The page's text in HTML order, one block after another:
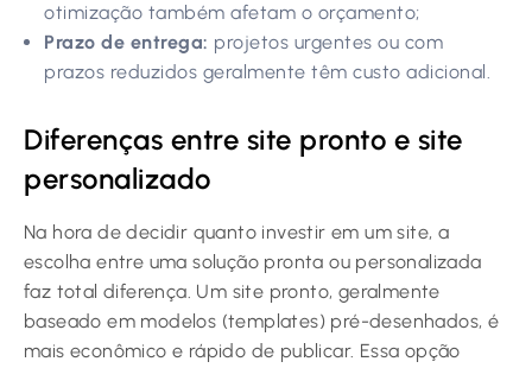
otimização também afetam o orçamento;
Prazo de entrega: projetos urgentes ou com
prazos reduzidos geralmente têm custo adicional.
Diferenças entre site pronto e site
personalizado
Na hora de decidir quanto investir em um site, a
escolha entre uma solução pronta ou personalizada
faz total diferença. Um site pronto, geralmente
baseado em modelos (templates) pré-desenhados, é
mais econômico e rápido de publicar. Essa opção